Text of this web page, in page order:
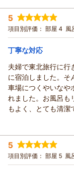
ざまなイベントや
また何かの機会に
重ねて、この度の
アップルおもてな
いたしました。
「また行きたい」
であり、大きな喜
さらに、お部屋や
と、安心いたしまし
いでございます。
これからも「来て
できるよう、スタ
努めてまいります。
季節の変わり目で
お待ちしております
アップルおもてな
お風呂の入り口に
のシャンプーでも
は他にない楽しみが
次回もまたよろしく
宿泊時期： 2026年02
投稿者： ひろやんさん
宿泊プラン： ≪直前割≫
け」など40品目♪朝食
宿泊価格帯：
青森のお宿 ホテルア
ひろやん様
いつも当館をご利
想をお寄せいただ
出張のたびにお越
し足を運んでいた
きな励みになって
ささやかではござ
だけたようで何よ
お部屋でもゆった
5
項目別評価： 部屋 4 風
丁寧な対応
夫婦で東北旅行に行
に宿泊しました。そ
車場につくやいなや
れました。お風呂も
もよく、とても清潔
ングも今までの中
なにもかも丁寧な
す。
宿泊時期： 2026年04
投稿者： いいな、大ちゃ
宿泊プラン： 【じゃら
＞★90分間セルフ飲み
5
項目別評価： 部屋 5 風